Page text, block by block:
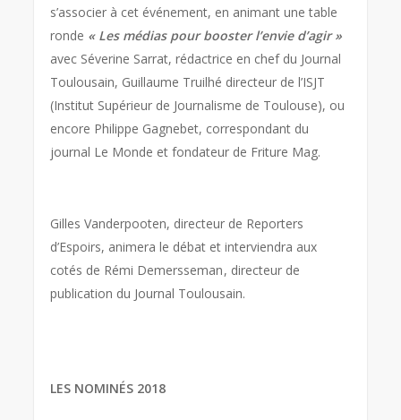
s’associer à cet événement, en animant une table
ronde « Les médias pour booster l’envie d’agir »
avec Séverine Sarrat, rédactrice en chef du Journal
Toulousain, Guillaume Truilhé directeur de l’ISJT
(Institut Supérieur de Journalisme de Toulouse), ou
encore Philippe Gagnebet, correspondant du
journal Le Monde et fondateur de Friture Mag.
Gilles Vanderpooten, directeur de Reporters
d’Espoirs, animera le débat et interviendra aux
cotés de Rémi Demersseman , directeur de
publication du Journal Toulousain.
LES NOMINÉS 2018